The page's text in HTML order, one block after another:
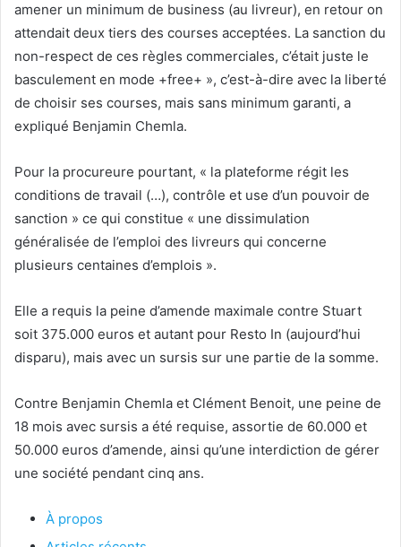
amener un minimum de business (au livreur), en retour on
attendait deux tiers des courses acceptées. La sanction du
non-respect de ces règles commerciales, c’était juste le
basculement en mode +free+ », c’est-à-dire avec la liberté
de choisir ses courses, mais sans minimum garanti, a
expliqué Benjamin Chemla.
Pour la procureure pourtant, « la plateforme régit les
conditions de travail (…), contrôle et use d’un pouvoir de
sanction » ce qui constitue « une dissimulation
généralisée de l’emploi des livreurs qui concerne
plusieurs centaines d’emplois ».
Elle a requis la peine d’amende maximale contre Stuart
soit 375.000 euros et autant pour Resto In (aujourd’hui
disparu), mais avec un sursis sur une partie de la somme.
Contre Benjamin Chemla et Clément Benoit, une peine de
18 mois avec sursis a été requise, assortie de 60.000 et
50.000 euros d’amende, ainsi qu’une interdiction de gérer
une société pendant cinq ans.
À propos